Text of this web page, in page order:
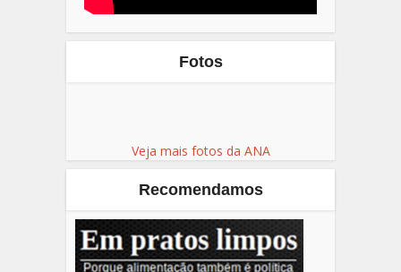
Fotos
Veja mais fotos da ANA
Recomendamos